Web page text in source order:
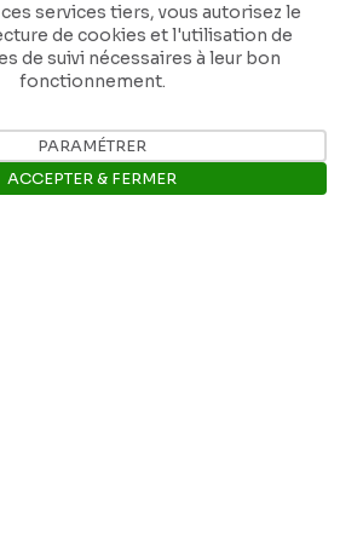
services tiers, vous autorisez le
de cookies et l'utilisation de
de suivi nécessaires à leur bon
fonctionnement.
PARAMÉTRER
ACCEPTER & FERMER